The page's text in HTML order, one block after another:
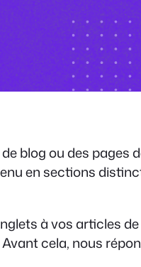
blog ou des pages
en sections
à vos articles
cela, nous